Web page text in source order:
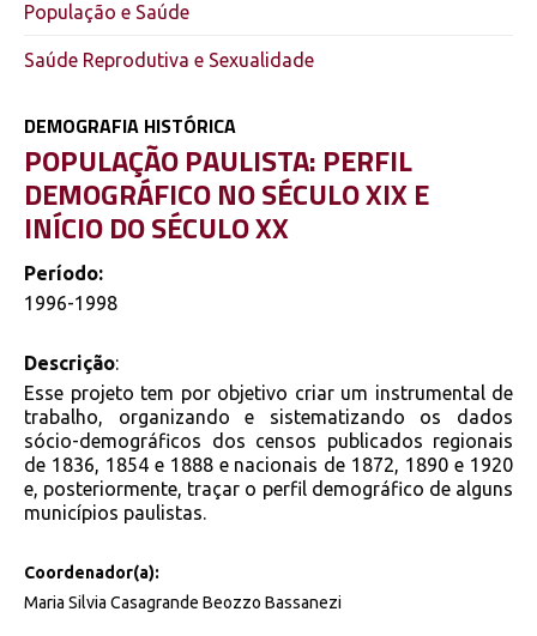
População e Saúde
Saúde Reprodutiva e Sexualidade
DEMOGRAFIA HISTÓRICA
POPULAÇÃO PAULISTA: PERFIL
DEMOGRÁFICO NO SÉCULO XIX E
INÍCIO DO SÉCULO XX
Período:
1996-1998
Descrição:
Esse projeto tem por objetivo criar um instrumental de
trabalho, organizando e sistematizando os dados
sócio-demográficos dos censos publicados regionais
de 1836, 1854 e 1888 e nacionais de 1872, 1890 e 1920
e, posteriormente, traçar o perfil demográfico de alguns
municípios paulistas.
Coordenador(a):
Maria Silvia Casagrande Beozzo Bassanezi